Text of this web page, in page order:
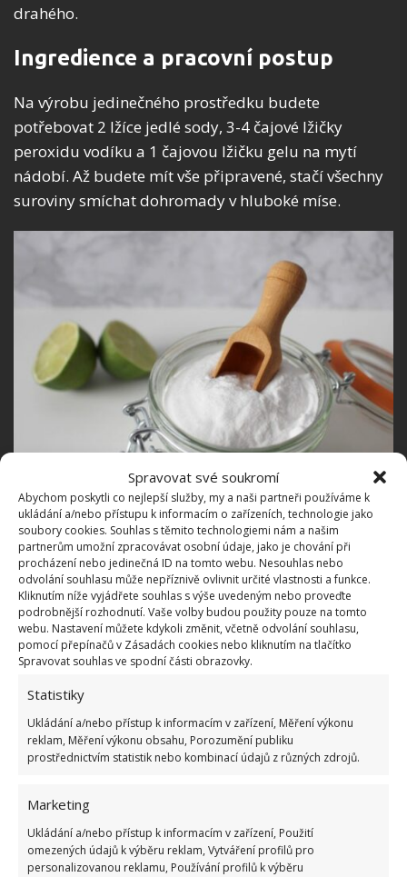
Spravovat své soukromí
Abychom poskytli co nejlepší služby, my a naši partneři používáme k
ukládání a/nebo přístupu k informacím o zařízeních, technologie jako
soubory cookies. Souhlas s těmito technologiemi nám a našim
partnerům umožní zpracovávat osobní údaje, jako je chování při
procházení nebo jedinečná ID na tomto webu. Nesouhlas nebo
odvolání souhlasu může nepříznivě ovlivnit určité vlastnosti a funkce.
Kliknutím níže vyjádřete souhlas s výše uvedeným nebo proveďte
podrobnější rozhodnutí. Vaše volby budou použity pouze na tomto
webu. Nastavení můžete kdykoli změnit, včetně odvolání souhlasu,
pomocí přepínačů v Zásadách cookies nebo kliknutím na tlačítko
Spravovat souhlas ve spodní části obrazovky.
Statistiky
Ukládání a/nebo přístup k informacím v zařízení, Měření výkonu
reklam, Měření výkonu obsahu, Porozumění publiku
prostřednictvím statistik nebo kombinací údajů z různých zdrojů.
Marketing
Ukládání a/nebo přístup k informacím v zařízení, Použití
omezených údajů k výběru reklam, Vytváření profilů pro
personalizovanou reklamu, Používání profilů k výběru
drahého.
Ingredience a pracovní postup
Na výrobu jedinečného prostředku budete
potřebovat 2 lžíce jedlé sody, 3-4 čajové lžičky
peroxidu vodíku a 1 čajovou lžičku gelu na mytí
nádobí. Až budete mít vše připravené, stačí všechny
suroviny smíchat dohromady v hluboké míse.
Fotografie: Pixabay
Následně vezměte své špinavé oblečení a navlhčete
límec a podpaží vlažnou vodou. Naneste připravený
prostředek na špinavá místa a vtírejte, dokud nejsou
všechny skvrny zcela pokryty.
Nechte půl hodiny působit. Následně oblečení
vyperte stejně, jako obvykle v pračce s trochou
prášku na praní. Budete překvapeni, až uvidíte
výsledek. Odstraní dokonce i staré a zažrané skvrny.
Směs by přitom neměla nijak poškodit látku, takže
Díky této metodě navíc nebudete muset své
nádherné, bílé a oblíbené kusy oblečení vyhazovat
jen kvůli tomu, že vám deodorant během léta